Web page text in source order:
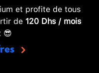
et profite de tous
de 120 Dhs / mois
😎